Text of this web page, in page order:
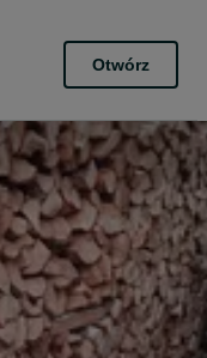
Otwórz